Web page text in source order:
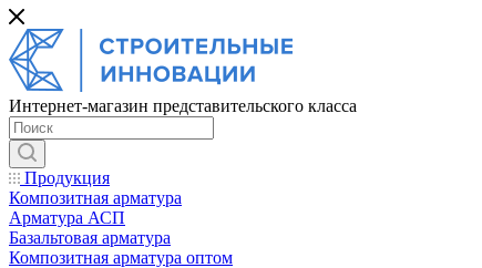
Интернет-магазин представительского класса
Продукция
Композитная арматура
Арматура АСП
Базальтовая арматура
Композитная арматура оптом